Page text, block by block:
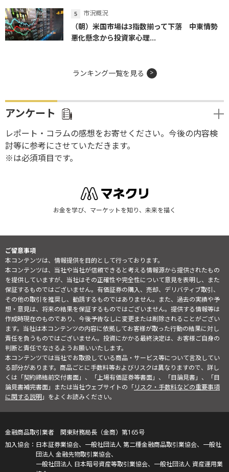
市況概況
（朝）米国市場は3指数揃って下落 中東情勢
悪化懸念から投資家心理...
ランキング一覧を見る
アンケート
レポート・コラムの感想をお寄せください。今後の内容検
討等に参考にさせていただきます。
※は必須項目です。
お金を学び、マーケットを知り、未来を描く
ご留意事項
本コンテンツは、情報提供を目的として行っております。
本コンテンツは、当社や当社が信頼できると考える情報源から提供されたもの
を提供していますが、当社はその正確性や完全性について意見を表明し、また
保証するものではございません。有価証券の購入、売却、デリバティブ取引、
その他の取引を推奨し、勧誘するものではありません。また、過去の実績や予
想・意見は、将来の結果を保証するものではございません。提供する情報等は
作成時現在のものであり、今後予告なしに変更または削除されることがござい
ます。当社は本コンテンツの内容に依拠してお客様が取った行動の結果に対し
責任を負うものではございません。投資にかかる最終決定は、お客様ご自身の
判断と責任でなさるようお願いいたします。
本コンテンツでは当社でお取扱している商品・サービス等について言及してい
る部分があります。商品ごとに手数料等およびリスクは異なりますので、詳し
くは「契約締結前交付書面」、「上場有価証券等書面」、「目論見書」、「目
論見書補完書面」または当社ウェブサイトの「リスク・手数料などの重要事項
に関する説明」をよくお読みください。
金融商品取引業者 関東財務局長（金商）第165号
日本証券業協会、一般社団法人 第二種金融商品取引業協会、一般社
団法人 金融先物取引業協会、
一般社団法人 日本暗号資産等取引業協会、一般社団法人 資産運用業